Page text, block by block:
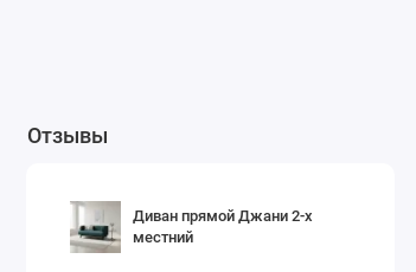
Отзывы
Диван прямой Джани 2-х
местний